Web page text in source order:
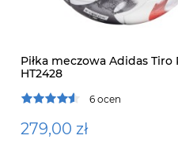
Piłka meczowa Adidas Tiro
HT2428
6 ocen
279,00 zł